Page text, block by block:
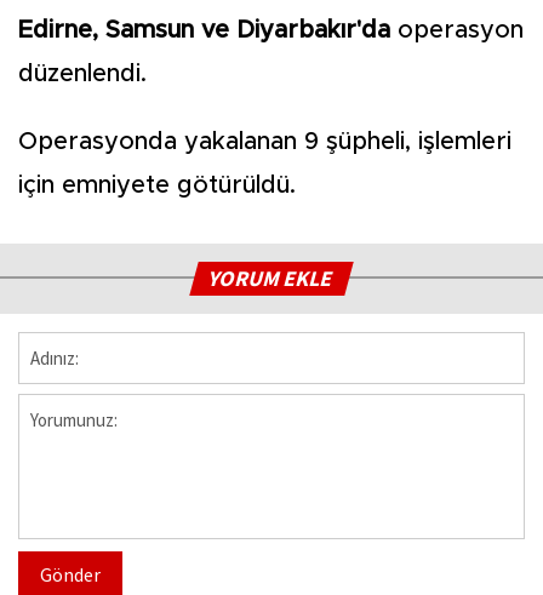
Edirne, Samsun ve Diyarbakır'da operasyon
düzenlendi.
Operasyonda yakalanan 9 şüpheli, işlemleri
için emniyete götürüldü.
YORUM EKLE
Gönder